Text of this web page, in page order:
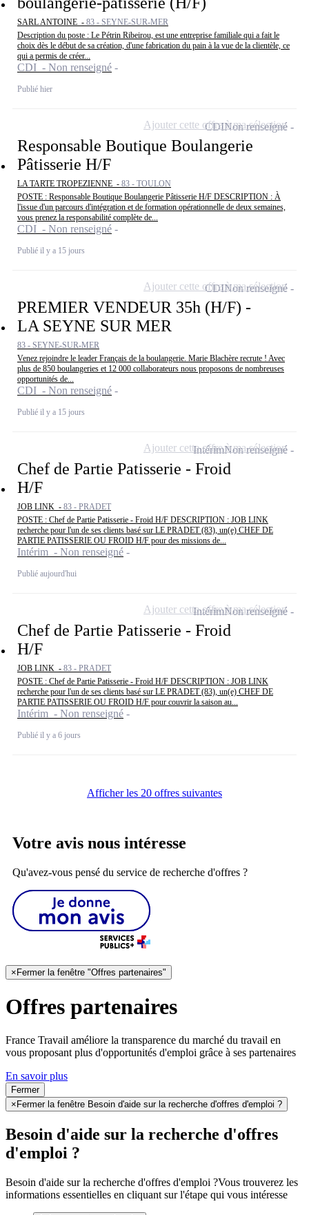
SARL ANTOINE - 83 - SEYNE-SUR-MER
Description du poste : Le Pétrin Ribeirou, est une entreprise familiale qui a fait le
choix dès le début de sa création, d'une fabrication du pain à la vue de la clientèle, ce
qui a permis de créer...
CDI - Non renseigné
Publié hier
Responsable Boutique Boulangerie
Pâtisserie H/F
LA TARTE TROPEZIENNE - 83 - TOULON
POSTE : Responsable Boutique Boulangerie Pâtisserie H/F DESCRIPTION : À
l'issue d'un parcours d'intégration et de formation opérationnelle de deux semaines,
vous prenez la responsabilité complète de...
CDI - Non renseigné
Publié il y a 15 jours
CDINon renseigné
Ajouter cette offre à ma sélection
PREMIER VENDEUR 35h (H/F) -
LA SEYNE SUR MER
83 - SEYNE-SUR-MER
Venez rejoindre le leader Français de la boulangerie. Marie Blachère recrute ! Avec
plus de 850 boulangeries et 12 000 collaborateurs nous proposons de nombreuses
opportunités de...
CDI - Non renseigné
Publié il y a 15 jours
CDINon renseigné
Ajouter cette offre à ma sélection
Chef de Partie Patisserie - Froid
H/F
JOB LINK - 83 - PRADET
POSTE : Chef de Partie Patisserie - Froid H/F DESCRIPTION : JOB LINK
recherche pour l'un de ses clients basé sur LE PRADET (83), un(e) CHEF DE
PARTIE PATISSERIE OU FROID H/F pour des missions de...
Intérim - Non renseigné
Publié aujourd'hui
IntérimNon renseigné
Ajouter cette offre à ma sélection
Chef de Partie Patisserie - Froid
H/F
JOB LINK - 83 - PRADET
POSTE : Chef de Partie Patisserie - Froid H/F DESCRIPTION : JOB LINK
recherche pour l'un de ses clients basé sur LE PRADET (83), un(e) CHEF DE
PARTIE PATISSERIE OU FROID H/F pour couvrir la saison au...
Intérim - Non renseigné
Publié il y a 6 jours
IntérimNon renseigné
Ajouter cette offre à ma sélection
Afficher les 20 offres suivantes
Votre avis nous intéresse
Qu'avez-vous pensé du service de recherche d'offres ?
×Fermer la fenêtre "Offres partenaires"
Offres partenaires
France Travail améliore la transparence du marché du travail en
vous proposant plus d'opportunités d'emploi grâce à ses partenaires
En savoir plus
Fermer
× Fermer la fenêtre Besoin d'aide sur la recherche d'offres d'emploi ?
Besoin d'aide sur la recherche d'offres
d'emploi ?
Besoin d'aide sur la recherche d'offres d'emploi ?Vous trouverez les
informations essentielles en cliquant sur l'étape qui vous intéresse